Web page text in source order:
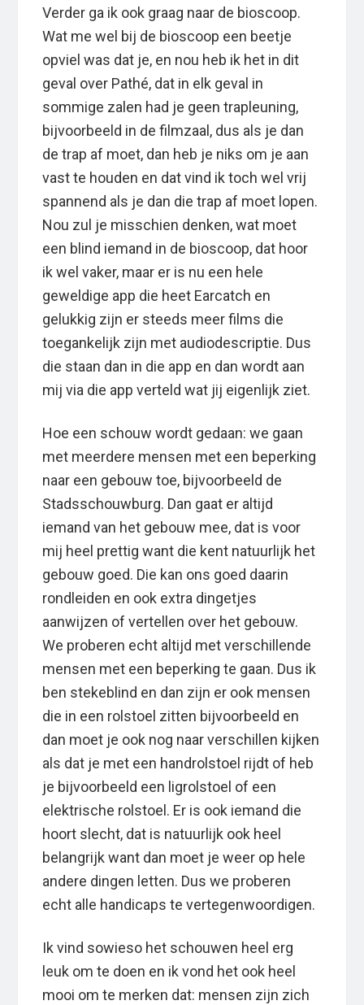
Verder ga ik ook graag naar de bioscoop.
Wat me wel bij de bioscoop een beetje
opviel was dat je, en nou heb ik het in dit
geval over Pathé, dat in elk geval in
sommige zalen had je geen trapleuning,
bijvoorbeeld in de filmzaal, dus als je dan
de trap af moet, dan heb je niks om je aan
vast te houden en dat vind ik toch wel vrij
spannend als je dan die trap af moet lopen.
Nou zul je misschien denken, wat moet
een blind iemand in de bioscoop, dat hoor
ik wel vaker, maar er is nu een hele
geweldige app die heet Earcatch en
gelukkig zijn er steeds meer films die
toegankelijk zijn met audiodescriptie. Dus
die staan dan in die app en dan wordt aan
mij via die app verteld wat jij eigenlijk ziet.
Hoe een schouw wordt gedaan: we gaan
met meerdere mensen met een beperking
naar een gebouw toe, bijvoorbeeld de
Stadsschouwburg. Dan gaat er altijd
iemand van het gebouw mee, dat is voor
mij heel prettig want die kent natuurlijk het
gebouw goed. Die kan ons goed daarin
rondleiden en ook extra dingetjes
aanwijzen of vertellen over het gebouw.
We proberen echt altijd met verschillende
mensen met een beperking te gaan. Dus ik
ben stekeblind en dan zijn er ook mensen
die in een rolstoel zitten bijvoorbeeld en
dan moet je ook nog naar verschillen kijken
als dat je met een handrolstoel rijdt of heb
je bijvoorbeeld een ligrolstoel of een
elektrische rolstoel. Er is ook iemand die
hoort slecht, dat is natuurlijk ook heel
belangrijk want dan moet je weer op hele
andere dingen letten. Dus we proberen
echt alle handicaps te vertegenwoordigen.
Ik vind sowieso het schouwen heel erg
leuk om te doen en ik vond het ook heel
mooi om te merken dat: mensen zijn zich